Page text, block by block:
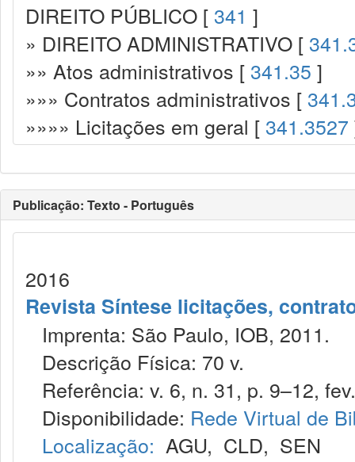
DIREITO PÚBLICO [ 341 ]
» DIREITO ADMINISTRATIVO [
»» Atos administrativos [ 341.35 ]
»»» Contratos administrativos [
»»»» Licitações em geral [ 341.3527
Publicação: Texto - Português
2016
Revista Síntese licitações,
Imprenta: São Paulo, IOB, 2011.
Descrição Física: 70 v.
Referência: v. 6, n. 31, p. 9–12,
Disponibilidade: Rede Virtual de
Localização: AGU, CLD, SEN